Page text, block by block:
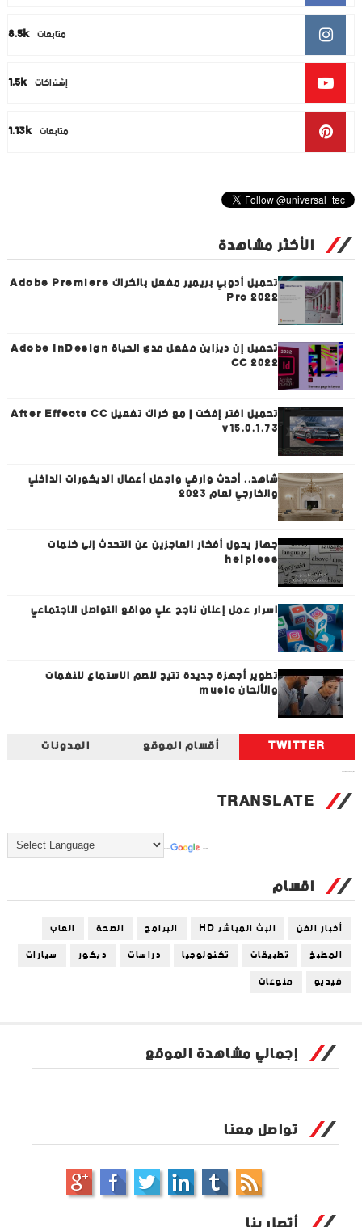
8.5k متابعات
1.5k إشتراكات
1.13k متابعات
الأكثر مشاهدة
تحميل أدوبي بريمير مفعل بالكراك Adobe Premiere
Pro 2022
تحميل إن ديزاين مفعل مدى الحياة Adobe InDesign
CC 2022
تحميل افتر إفكت | مع كراك تفعيل After Effects CC
v15.0.1.73
شاهد.. أحدث وارقي واجمل أعمال الديكورات الداخلي
والخارجي لعام 2023
جهاز يحول أفكار العاجزين عن التحدث إلى كلمات
helpless
اسرار عمل إعلان ناجح علي مواقع التواصل الاجتماعي
تطوير أجهزة جديدة تتيح للصم الاستماع للنغمات
والألحان music
TWITTER أقسام الموقع المدونات
TRANSLATE
اقسام
أخبار الفن البث المباشر HD البرامج الصحة
العاب
المطبخ
تطبيقات تكنولوجيا دراسات ديكور
سيارات
فيديو
منوعات
إجمالي مشاهدة الموقع
تواصل معنا